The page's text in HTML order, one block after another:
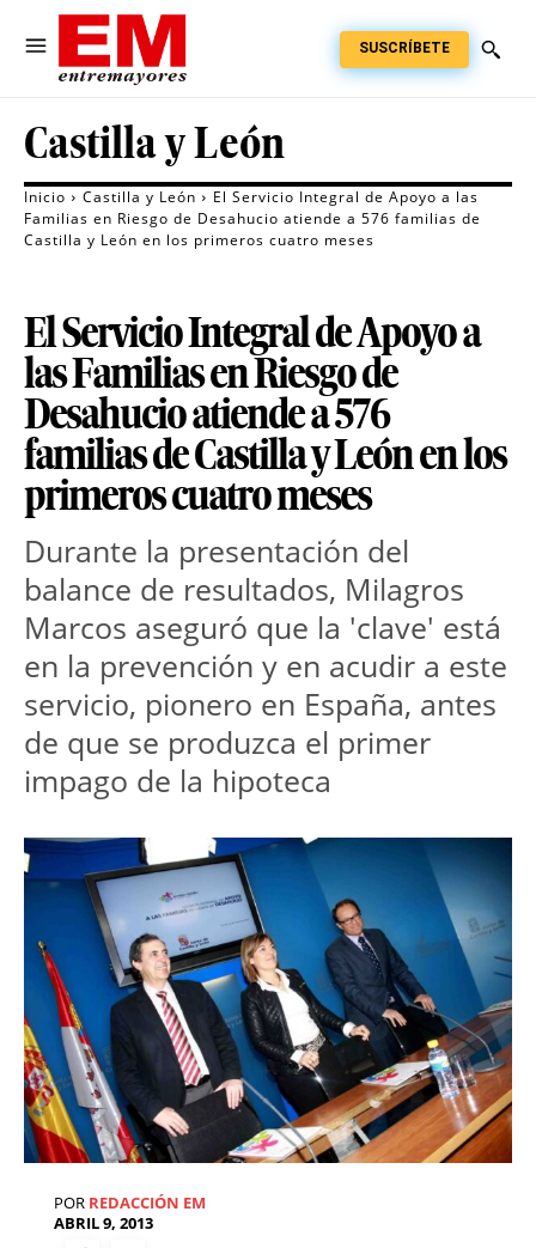
SUSCRÍBETE
Castilla y León
Inicio Castilla y León
El Servicio Integral de Apoyo a las
Familias en Riesgo de Desahucio atiende a 576 familias de
Castilla y León en los primeros cuatro meses
El Servicio Integral de Apoyo a
las Familias en Riesgo de
Desahucio atiende a 576
familias de Castilla y León en los
primeros cuatro meses
Durante la presentación del
balance de resultados, Milagros
Marcos aseguró que la 'clave' está
en la prevención y en acudir a este
servicio, pionero en España, antes
de que se produzca el primer
impago de la hipoteca
POR REDACCIÓN EM
ABRIL 9, 2013